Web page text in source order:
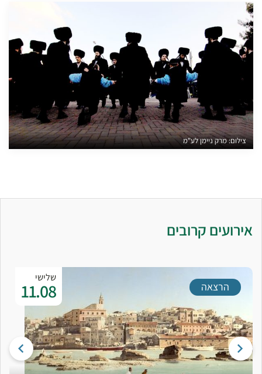
צילום: מרק ניימן לע"מ
אירועים קרובים
שלישי
11.08 הרצאה